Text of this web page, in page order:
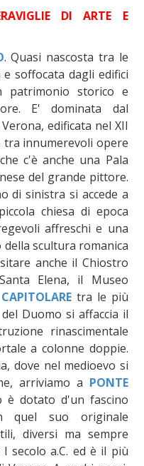
DI ARTE E
. Quasi nascosta tra le
soffocata dagli edifici
patrimonio storico e
E' dominata dal
edificata nel XII
tra innumerevoli opere
c'è anche una Pala
del grande pittore.
di sinistra si accede a
chiesa di epoca
affreschi e una
scultura romanica
anche il Chiostro
Elena, il Museo
tra le più
Duomo si affaccia il
rinascimentale
a colonne doppie.
dove nel medioevo si
arriviamo a PONTE
è dotato d'un fascino
quel suo originale
diversi ma sempre
secolo a.C. ed è il più